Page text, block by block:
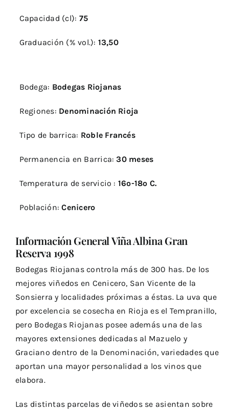
Capacidad (cl): 75
Graduación (% vol.): 13,50
Bodega: Bodegas Riojanas
Regiones: Denominación Rioja
Tipo de barrica: Roble Francés
Permanencia en Barrica: 30 meses
Temperatura de servicio : 16º-18º C.
Población:Cenicero
Información General Viña Albina Gran
Reserva 1998
Bodegas Riojanas controla más de 300 has. De los
mejores viñedos en Cenicero, San Vicente de la
Sonsierra y localidades próximas a éstas. La uva que
por excelencia se cosecha en Rioja es el Tempranillo,
pero Bodegas Riojanas posee además una de las
mayores extensiones dedicadas al Mazuelo y
Graciano dentro de la Denominación, variedades que
aportan una mayor personalidad a los vinos que
elabora.
Las distintas parcelas de viñedos se asientan sobre